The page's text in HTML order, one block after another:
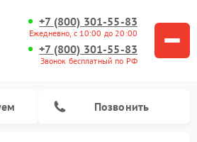
+7 (800) 301-55-83
Ежедневно, с 10:00 до 20:00
+7 (800) 301-55-83
Звонок бесплатный по РФ
Позвонить